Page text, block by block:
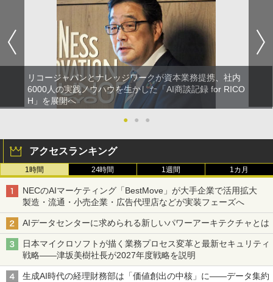
リコージャパンとナレッジワークが資本業務提携、社内
6000人の実践ノウハウを生かした「AI商談記録 for RICO
H」を展開へ
●
● ●
アクセスランキング
1時間 24時間 1週間 1カ月
NECのAIマーケティング「BestMove」が大手企業で活用拡大
製造・流通・小売企業・広告代理店などが実装フェーズへ
AIデータセンターに求められる新しいパワーアーキテクチャとは
日本マイクロソフトが描く業務プロセス変革と最新セキュリティ
戦略――津坂美樹社長が2027年度戦略を説明
生成AI時代の経理財務部は「価値創出の中核」に――データ集約